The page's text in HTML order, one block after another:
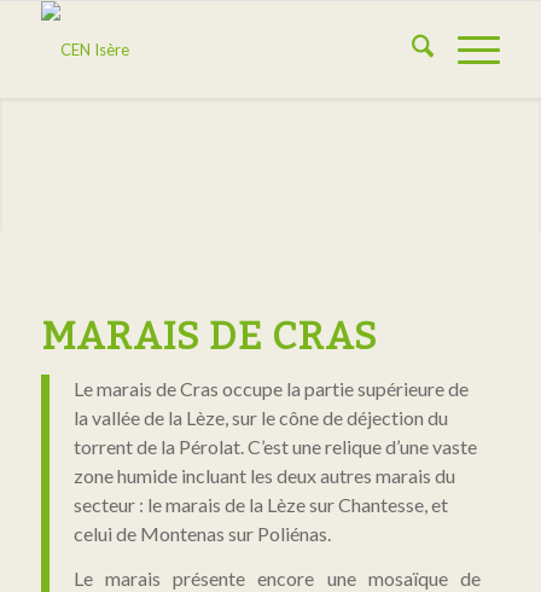
MARAIS DE CRAS
Le marais de Cras occupe la partie supérieure de
la vallée de la Lèze, sur le cône de déjection du
torrent de la Pérolat. C’est une relique d’une vaste
zone humide incluant les deux autres marais du
secteur : le marais de la Lèze sur Chantesse, et
celui de Montenas sur Poliénas.
Le marais présente encore une mosaïque de